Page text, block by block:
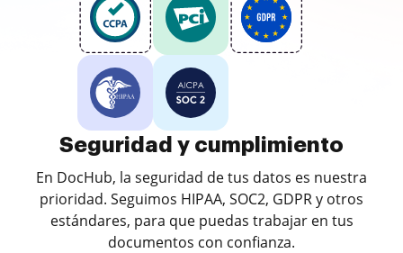
Seguridad y cumplimiento
En DocHub, la seguridad de tus datos es nuestra
prioridad. Seguimos HIPAA, SOC2, GDPR y otros
estándares, para que puedas trabajar en tus
documentos con confianza.